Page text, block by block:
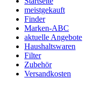
meistgekauft
Finder
Marken-ABC
aktuelle Angebote
Haushaltswaren
Filter
Zubehör
Versandkosten